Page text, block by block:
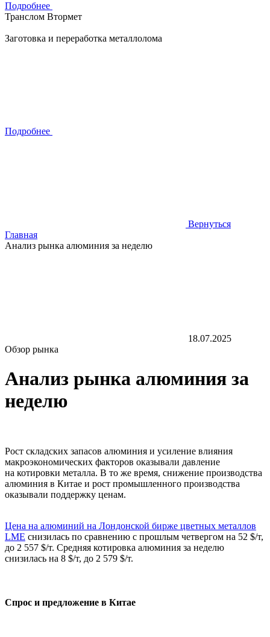
Подробнее
Транслом Втормет
Заготовка и переработка металлолома
Подробнее
Вернуться
Главная
Анализ рынка алюминия за неделю
18.07.2025
Обзор рынка
Анализ рынка алюминия за
неделю
Рост складских запасов алюминия и усиление влияния
макроэкономических факторов оказывали давление
на котировки металла. В то же время, снижение производства
алюминия в Китае и рост промышленного производства
оказывали поддержку ценам.
Цена на алюминий на Лондонской бирже цветных металлов
LME снизилась по сравнению с прошлым четвергом на 52 $/т,
до 2 557 $/т. Средняя котировка алюминия за неделю
снизилась на 8 $/т, до 2 579 $/т.
Спрос и предложение в Китае